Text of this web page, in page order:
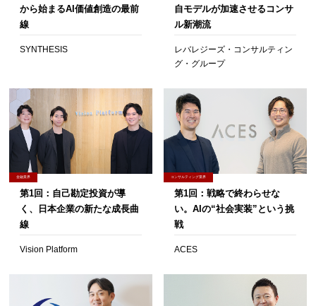
から始まるAI価値創造の最前
線
SYNTHESIS
自モデルが加速させるコンサ
ル新潮流
レバレジーズ・コンサルティン
グ・グループ
金融業界
第1回：自己勘定投資が導
く、日本企業の新たな成長曲
線
Vision Platform
コンサルティング業界
第1回：戦略で終わらせな
い。AIの“社会実装”という挑
戦
ACES